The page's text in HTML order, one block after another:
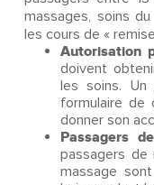
massages, soins
les cours de «
Autorisation
doivent
les soins.
formulaire de
donner son
Passagers
passagers de
massage